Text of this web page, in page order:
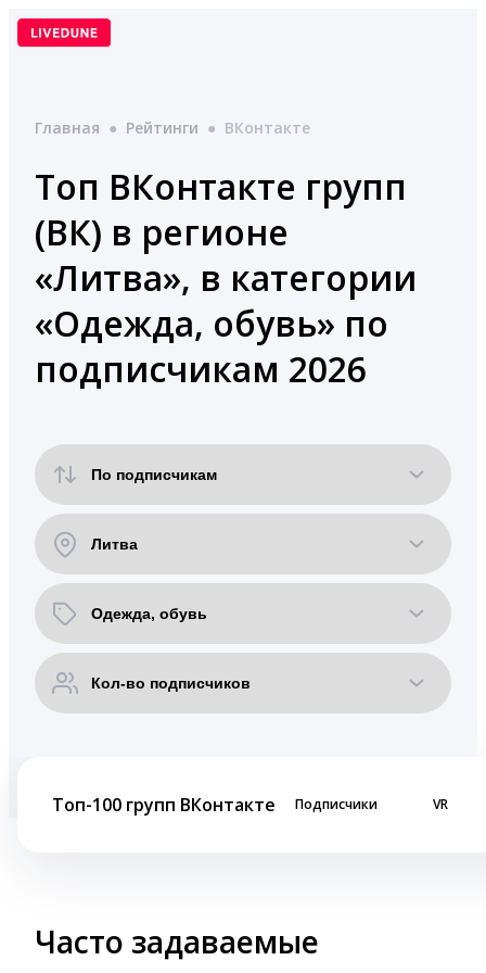
Перейти
Главная ● Рейтинги ● ВКонтакте
Топ ВКонтакте групп
(ВК) в регионе
«Литва», в категории
«Одежда, обувь» по
подписчикам 2026
Топ-100 групп ВКонтакте Подписчики VR
Часто задаваемые